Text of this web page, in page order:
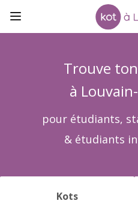
Trouve
à
pour étudiants,
& étudiants
Kots